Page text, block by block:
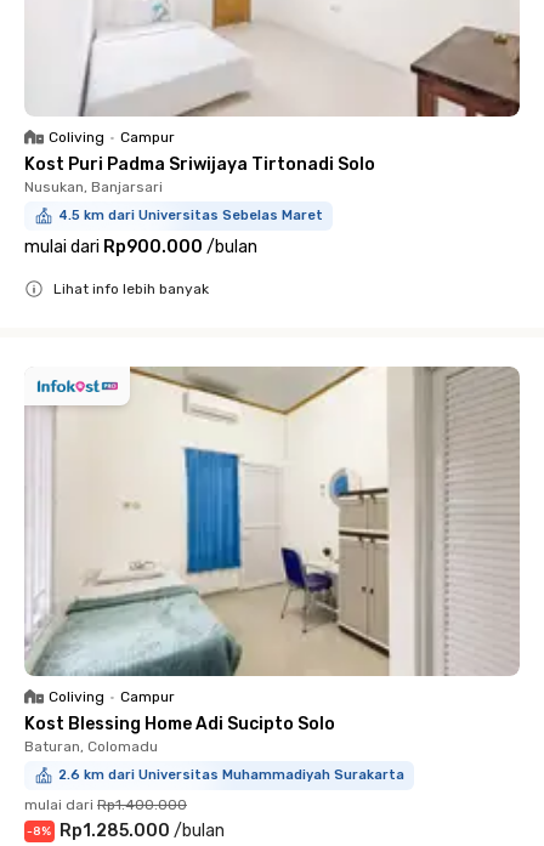
Coliving • Campur
Kost Puri Padma Sriwijaya Tirtonadi Solo
Nusukan, Banjarsari
4.5 km dari Universitas Sebelas Maret
mulai dari Rp900.000 /bulan
Lihat info lebih banyak
Coliving • Campur
Kost Blessing Home Adi Sucipto Solo
Baturan, Colomadu
2.6 km dari Universitas Muhammadiyah Surakarta
mulai dari Rp1.400.000
-8% Rp1.285.000 /bulan